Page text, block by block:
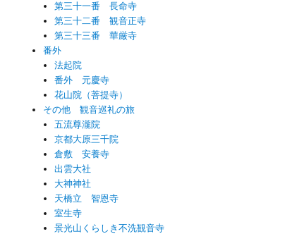
第三十一番 長命寺
第三十二番 観音正寺
第三十三番 華厳寺
番外
法起院
番外 元慶寺
花山院（菩提寺）
その他 観音巡礼の旅
五流尊瀧院
京都大原三千院
倉敷 安養寺
出雲大社
大神神社
天橋立 智恩寺
室生寺
景光山くらしき不洗観音寺